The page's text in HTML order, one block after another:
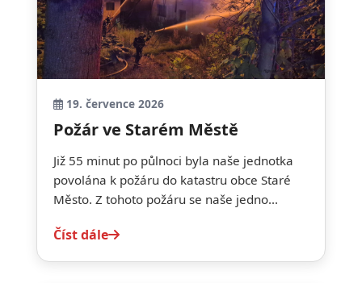
19. července 2026
Požár ve Starém Městě
Již 55 minut po půlnoci byla naše jednotka
povolána k požáru do katastru obce Staré
Město. Z tohoto požáru se naše jedno...
Číst dále